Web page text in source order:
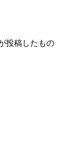
投稿したもの